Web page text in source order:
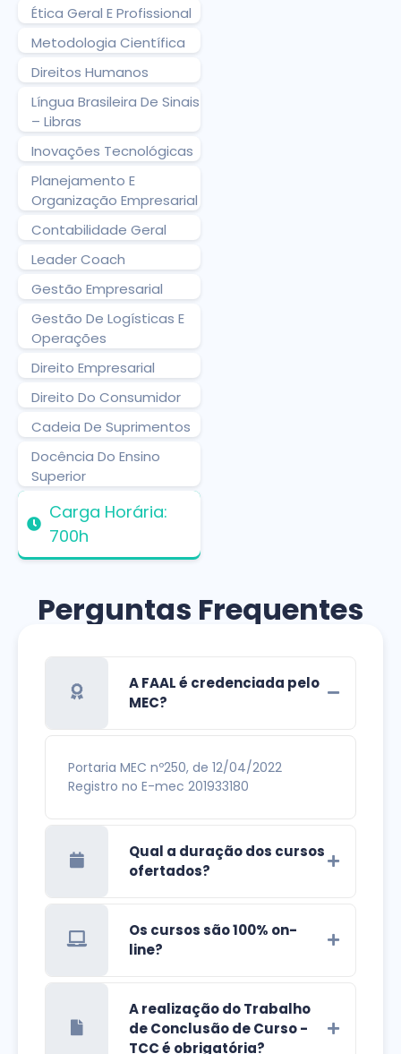
Ética Geral E Profissional
Metodologia Científica
Direitos Humanos
Língua Brasileira De Sinais
– Libras
Inovações Tecnológicas
Planejamento E
Organização Empresarial
Contabilidade Geral
Leader Coach
Gestão Empresarial
Gestão De Logísticas E
Operações
Direito Empresarial
Direito Do Consumidor
Cadeia De Suprimentos
Docência Do Ensino
Superior
Carga Horária:
700h
Perguntas Frequentes
A FAAL é credenciada pelo
MEC?
Portaria MEC nº250, de 12/04/2022
Registro no E-mec 201933180
Qual a duração dos cursos
ofertados?
Os cursos são 100% on-
line?
A realização do Trabalho
de Conclusão de Curso -
TCC é obrigatória?